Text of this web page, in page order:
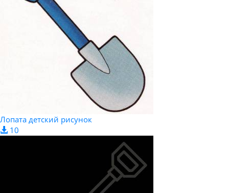
Лопата детский рисунок
10